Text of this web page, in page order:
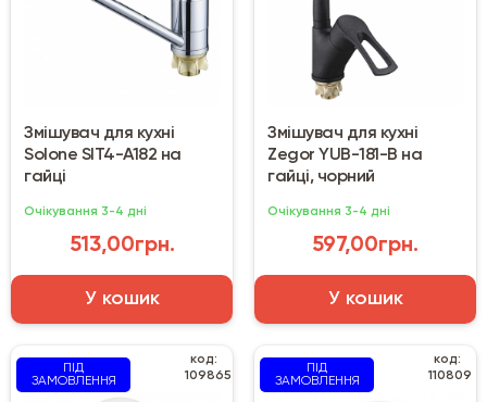
Змішувач для кухні
Solone SIT4-A182 на
гайці
Очікування 3-4 дні
513,00грн.
У кошик
Змішувач для кухні
Zegor YUB-181-B на
гайці, чорний
Очікування 3-4 дні
597,00грн.
У кошик
ПІД
ЗАМОВЛЕННЯ
код:
109865
ПІД
ЗАМОВЛЕННЯ
код:
110809